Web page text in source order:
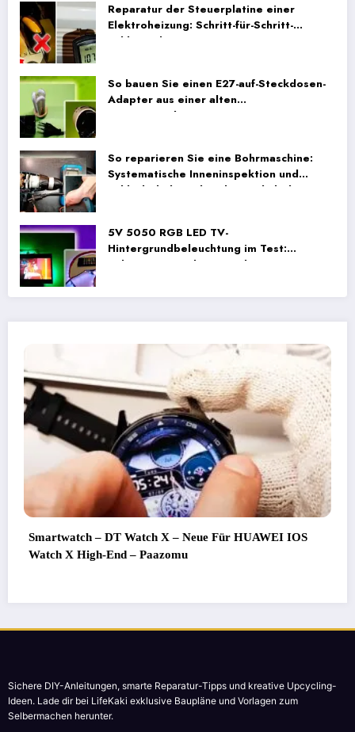
Reparatur der Steuerplatine einer
Elektroheizung: Schritt-für-Schritt-
Fehlersuche
So bauen Sie einen E27-auf-Steckdosen-
Adapter aus einer alten
Energiesparlampe
So reparieren Sie eine Bohrmaschine:
Systematische Inneninspektion und
Fehlerbehebung bei der Verkabelung
5V 5050 RGB LED TV-
Hintergrundbeleuchtung im Test:
Unboxing, Einrichtung und Praxistests
HUAWEI IOS
Life hacks die wirklich
Hause – Tricks der Meister
Sichere DIY-Anleitungen, smarte Reparatur-Tipps und kreative Upcycling-
Ideen. Lade dir bei LifeKaki exklusive Baupläne und Vorlagen zum
Selbermachen herunter.